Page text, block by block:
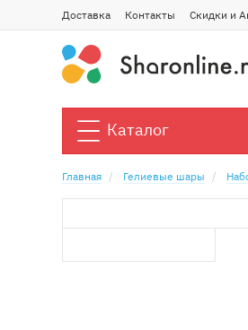
Доставка Контакты Скидки и
Каталог
Главная Гелиевые шары